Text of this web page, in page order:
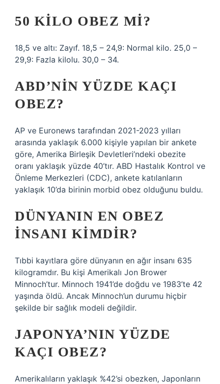
50 KILO OBEZ MI?
18,5 ve altı: Zayıf. 18,5 – 24,9: Normal kilo. 25,0 –
29,9: Fazla kilolu. 30,0 – 34.
ABD’NIN YÜZDE KAÇI
OBEZ?
AP ve Euronews tarafından 2021-2023 yılları
arasında yaklaşık 6.000 kişiyle yapılan bir ankete
göre, Amerika Birleşik Devletleri’ndeki obezite
oranı yaklaşık yüzde 40’tır. ABD Hastalık Kontrol ve
Önleme Merkezleri (CDC), ankete katılanların
yaklaşık 10’da birinin morbid obez olduğunu buldu.
DÜNYANIN EN OBEZ
INSANI KIMDIR?
Tıbbi kayıtlara göre dünyanın en ağır insanı 635
kilogramdır. Bu kişi Amerikalı Jon Brower
Minnoch’tur. Minnoch 1941’de doğdu ve 1983’te 42
yaşında öldü. Ancak Minnoch’un durumu hiçbir
şekilde bir sağlık modeli değildir.
JAPONYA’NIN YÜZDE
KAÇI OBEZ?
Amerikalıların yaklaşık %42’si obezken, Japonların